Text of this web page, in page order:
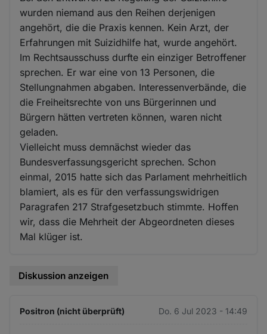
wurden niemand aus den Reihen derjenigen
angehört, die die Praxis kennen. Kein Arzt, der
Erfahrungen mit Suizidhilfe hat, wurde angehört.
Im Rechtsausschuss durfte ein einziger Betroffener
sprechen. Er war eine von 13 Personen, die
Stellungnahmen abgaben. Interessenverbände, die
die Freiheitsrechte von uns Bürgerinnen und
Bürgern hätten vertreten können, waren nicht
geladen.
Vielleicht muss demnächst wieder das
Bundesverfassungsgericht sprechen. Schon
einmal, 2015 hatte sich das Parlament mehrheitlich
blamiert, als es für den verfassungswidrigen
Paragrafen 217 Strafgesetzbuch stimmte. Hoffen
wir, dass die Mehrheit der Abgeordneten dieses
Mal klüger ist.
Diskussion anzeigen
Positron (nicht überprüft) Do. 6 Jul 2023 - 14:49